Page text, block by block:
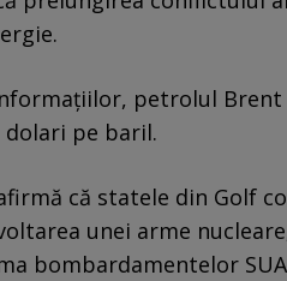
petrolul Brent
dolari pe baril.
că statele din Golf
unei arme
bombardamentelor